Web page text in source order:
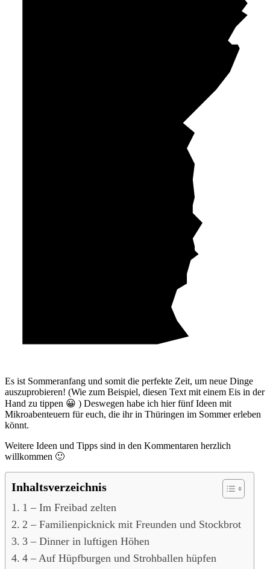
Es ist Sommeranfang und somit die perfekte Zeit, um neue Dinge
auszuprobieren! (Wie zum Beispiel, diesen Text mit einem Eis in der
Hand zu tippen 😀 ) Deswegen habe ich hier fünf Ideen mit
Mikroabenteuern für euch, die ihr in Thüringen im Sommer erleben
könnt.
Weitere Ideen und Tipps sind in den Kommentaren herzlich
willkommen 🙂
Inhaltsverzeichnis
1 – Im Freibad zelten
2 – Familienpicknick mit Freunden und Stockbrot
3 – Dinner in luftigen Höhen
4 – Auf Hüpfburgen und Strohballen hüpfen